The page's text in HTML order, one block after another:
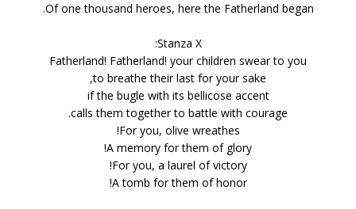
Of one thousand heroes, here the Fatherland began.
Stanza X:
Fatherland! Fatherland! your children swear to you
to breathe their last for your sake,
if the bugle with its bellicose accent
calls them together to battle with courage.
For you, olive wreathes!
A memory for them of glory!
For you, a laurel of victory!
A tomb for them of honor!